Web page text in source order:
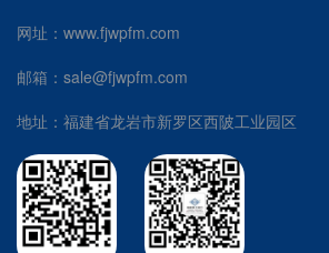
网址：www.fjwpfm.com
邮箱：sale@fjwpfm.com
地址：福建省龙岩市新罗区西陂工业园区